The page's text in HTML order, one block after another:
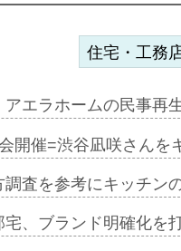
住宅・工務
アエラホームの民事
開催=渋谷凪咲さん
調査を参考にキッチン
宅、ブランド明確化を